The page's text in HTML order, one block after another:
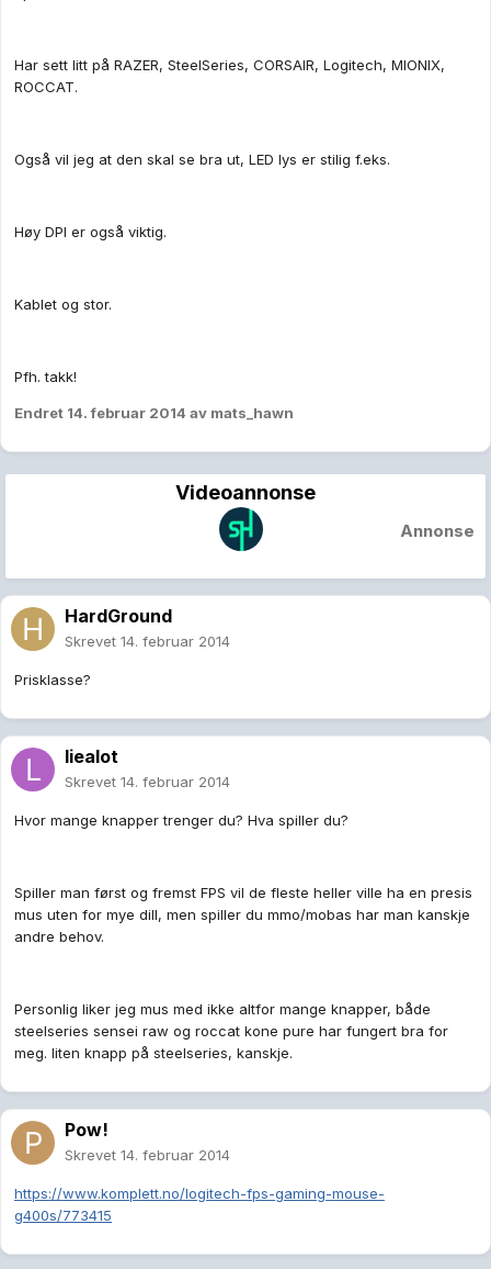
Har sett litt på RAZER, SteelSeries, CORSAIR, Logitech, MIONIX,
ROCCAT.
Også vil jeg at den skal se bra ut, LED lys er stilig f.eks.
Høy DPI er også viktig.
Kablet og stor.
Pfh. takk!
Endret 14. februar 2014 av mats_hawn
Videoannonse
Annonse
HardGround
Skrevet 14. februar 2014
Prisklasse?
liealot
Skrevet 14. februar 2014
Hvor mange knapper trenger du? Hva spiller du?
Spiller man først og fremst FPS vil de fleste heller ville ha en presis
mus uten for mye dill, men spiller du mmo/mobas har man kanskje
andre behov.
Personlig liker jeg mus med ikke altfor mange knapper, både
steelseries sensei raw og roccat kone pure har fungert bra for
meg. liten knapp på steelseries, kanskje.
Pow!
Skrevet 14. februar 2014
https://www.komplett.no/logitech-fps-gaming-mouse-
g400s/773415